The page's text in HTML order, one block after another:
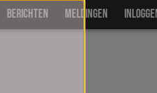
BERICHTEN MELDINGEN